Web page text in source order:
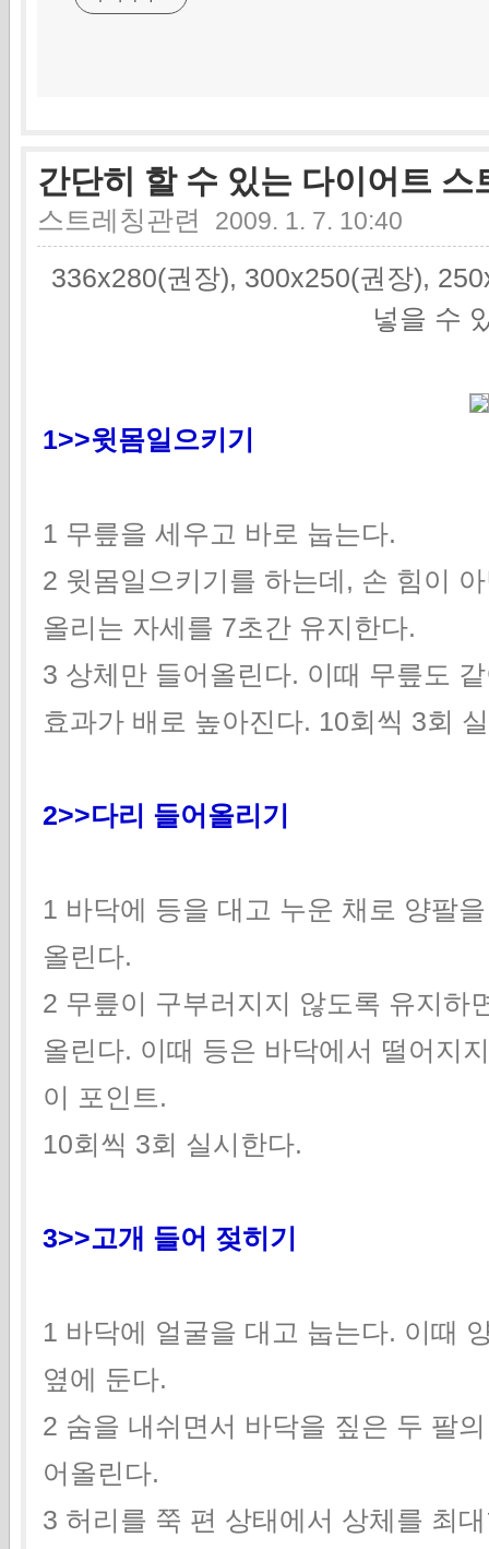
간단히 할 수 있는 다이어트 스
스트레칭관련 2009. 1. 7. 10:40
336x280(권장), 300x250(권장),
넣을 수
1>>윗몸일으키기
1 무릎을 세우고 바로 눕는다.
2 윗몸일으키기를 하는데, 손 힘이
올리는 자세를 7초간 유지한다.
3 상체만 들어올린다. 이때 무릎도
효과가 배로 높아진다. 10회씩 3회
2>>다리 들어올리기
1 바닥에 등을 대고 누운 채로 양팔
올린다.
2 무릎이 구부러지지 않도록 유지하
올린다. 이때 등은 바닥에서 떨어지
이 포인트.
10회씩 3회 실시한다.
3>>고개 들어 젖히기
1 바닥에 얼굴을 대고 눕는다. 이때
옆에 둔다.
2 숨을 내쉬면서 바닥을 짚은 두 팔
어올린다.
3 허리를 쭉 편 상태에서 상체를 최